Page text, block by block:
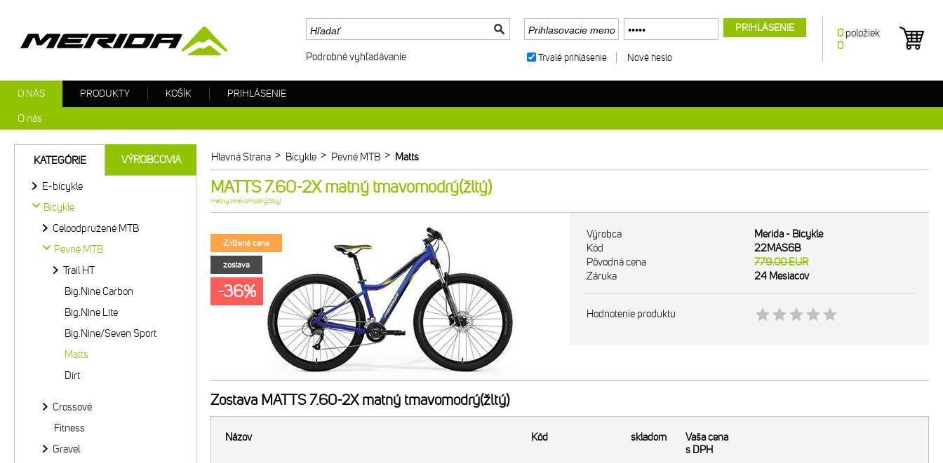
Hlavná Strana > Bicykle > Pevné MTB > Matts
MATTS 7.60-2X matný tmavomodrý(žltý)
matný tmavomodrý(žltý)
Znížená cena
zostava
-36%
Výrobca
Merida - Bicykle
Kód
22MAS6B
Pôvodná cena
779.00EUR
Záruka
24 Mesiacov
Hodnotenie produktu
Zostava MATTS 7.60-2X matný tmavomodrý(žltý)
Názov Kód skladom
Vaša cena
s DPH
KATEGÓRIE VÝROBCOVIA
E-bicykle
Bicykle
Celoodpružené MTB
Pevné MTB
Trail HT
Big.Nine Carbon
Big.Nine Lite
Big.Nine/Seven Sport
Matts
Dirt
Crossové
Fitness
Gravel
Podrobné vyhľadávanie
O NÁS
O nás
PRODUKTY KOŠÍK PRIHLÁSENIE
0 položiek
0
PRIHLÁSENIE
Trvalé prihlásenie Nové heslo